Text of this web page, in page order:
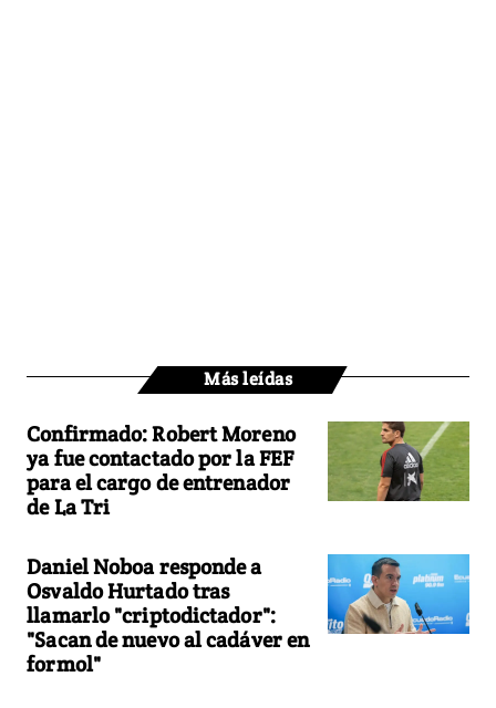
Más leídas
Confirmado: Robert Moreno
ya fue contactado por la FEF
para el cargo de entrenador
de La Tri
Daniel Noboa responde a
Osvaldo Hurtado tras
llamarlo "criptodictador":
"Sacan de nuevo al cadáver en
formol"